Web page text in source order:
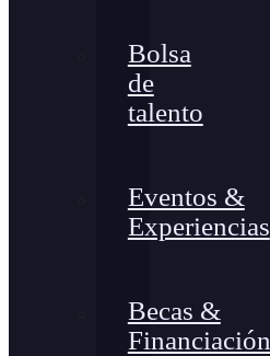
Bolsa
de
talento
Eventos &
Experiencias
Becas &
Financiación